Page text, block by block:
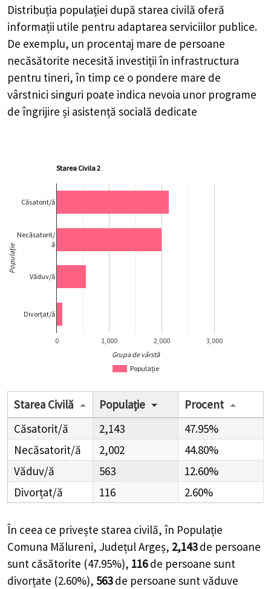
Distribuția populației după starea civilă oferă
informații utile pentru adaptarea serviciilor publice.
De exemplu, un procentaj mare de persoane
necăsătorite necesită investiții în infrastructura
pentru tineri, în timp ce o pondere mare de
vârstnici singuri poate indica nevoia unor programe
de îngrijire și asistență socială dedicate
Starea Civila 2
Populație
0 1,000 2,000 3,000
Căsatorit/ă
Necăsatorit/
ă
Văduv/ă
Divorțat/ă
Grupa de vârstă
Populație
Starea Civilă Populație
Procent
Căsatorit/ă
2,143
47.95%
Necăsatorit/ă
2,002
44.80%
Văduv/ă
563
12.60%
Divorțat/ă
116 2.60%
În ceea ce privește starea civilă, în Populație
Comuna Mălureni, Județul Argeș, 2,143 de persoane
sunt căsătorite (47.95%), 116 de persoane sunt
divorțate (2.60%), 563 de persoane sunt văduve